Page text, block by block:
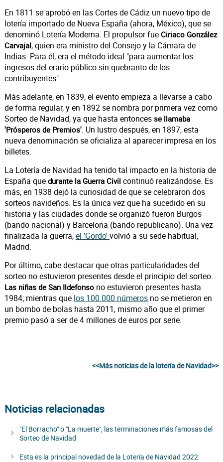
En 1811 se aprobó en las Cortes de Cádiz un nuevo tipo de
lotería importado de Nueva España (ahora, México), que se
denominó Lotería Moderna. El propulsor fue Ciriaco González
Carvajal, quien era ministro del Consejo y la Cámara de
Indias. Para él, era el método ideal "para aumentar los
ingresos del erario público sin quebranto de los
contribuyentes".
Más adelante, en 1839, el evento empieza a llevarse a cabo
de forma regular, y en 1892 se nombra por primera vez como
Sorteo de Navidad, ya que hasta entonces se llamaba
'Prósperos de Premios'. Un lustro después, en 1897, esta
nueva denominación se oficializa al aparecer impresa en los
billetes.
La Lotería de Navidad ha tenido tal impacto en la historia de
España que durante la Guerra Civil continuó realizándose. Es
más, en 1938 dejó la curiosidad de que se celebraron dos
sorteos navideños. Es la única vez que ha sucedido en su
historia y las ciudades donde se organizó fueron Burgos
(bando nacional) y Barcelona (bando republicano). Una vez
finalizada la guerra,el 'Gordo' volvió a su sede habitual,
Madrid.
Por último, cabe destacar que otras particularidades del
sorteo no estuvieron presentes desde el principio del sorteo.
Las niñas de San Ildefonsono estuvieron presentes hasta
1984; mientras que los 100.000 númerosno se metieron en
un bombo de bolas hasta 2011, mismo año que el primer
premio pasó a ser de 4 millones de euros por serie.
<<Más noticias de la lotería de Navidad>>
Noticias relacionadas
"El Borracho" o "La muerte", las terminaciones más famosas del
Sorteo de Navidad
Esta es la principal novedad de la Lotería de Navidad 2022